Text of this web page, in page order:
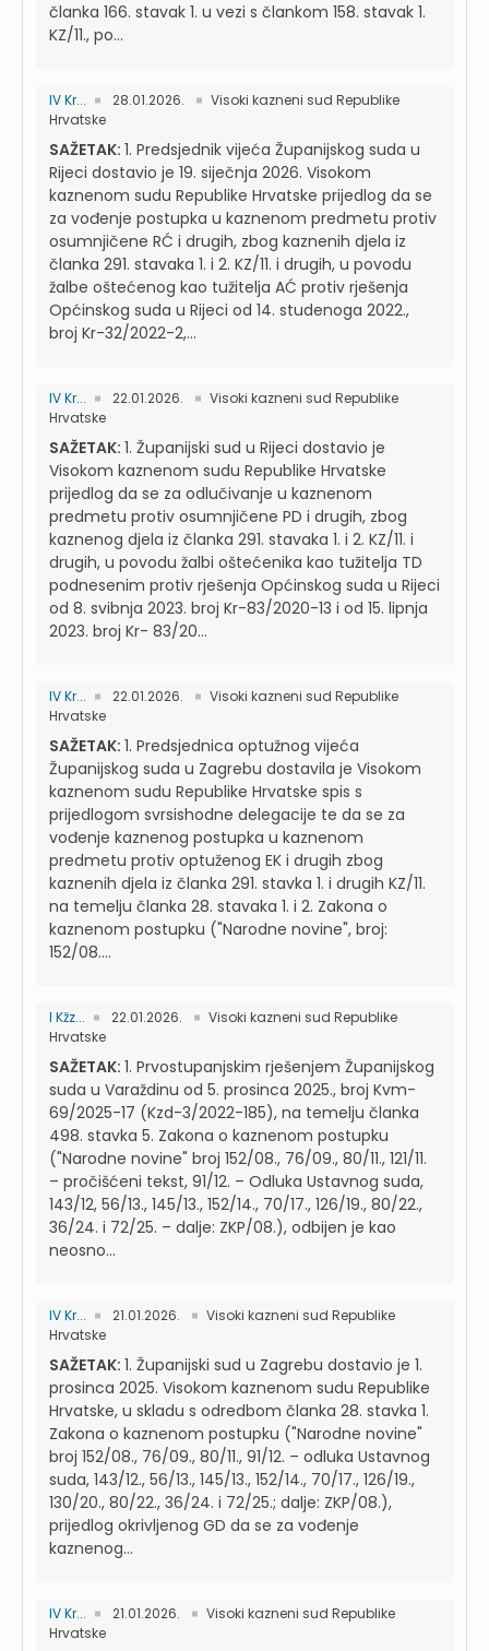
članka 166. stavak 1. u vezi s člankom 158. stavak 1.
KZ/11., po...
IV Kr... 28.01.2026.
Visoki kazneni sud Republike
Hrvatske
SAŽETAK: 1. Predsjednik vijeća Županijskog suda u
Rijeci dostavio je 19. siječnja 2026. Visokom
kaznenom sudu Republike Hrvatske prijedlog da se
za vođenje postupka u kaznenom predmetu protiv
osumnjičene RĆ i drugih, zbog kaznenih djela iz
članka 291. stavaka 1. i 2. KZ/11. i drugih, u povodu
žalbe oštećenog kao tužitelja AĆ protiv rješenja
Općinskog suda u Rijeci od 14. studenoga 2022.,
broj Kr-32/2022-2,...
IV Kr... 22.01.2026.
Visoki kazneni sud Republike
Hrvatske
SAŽETAK: 1. Županijski sud u Rijeci dostavio je
Visokom kaznenom sudu Republike Hrvatske
prijedlog da se za odlučivanje u kaznenom
predmetu protiv osumnjičene PD i drugih, zbog
kaznenog djela iz članka 291. stavaka 1. i 2. KZ/11. i
drugih, u povodu žalbi oštećenika kao tužitelja TD
podnesenim protiv rješenja Općinskog suda u Rijeci
od 8. svibnja 2023. broj Kr-83/2020-13 i od 15. lipnja
2023. broj Kr- 83/20...
IV Kr... 22.01.2026.
Visoki kazneni sud Republike
Hrvatske
SAŽETAK: 1. Predsjednica optužnog vijeća
Županijskog suda u Zagrebu dostavila je Visokom
kaznenom sudu Republike Hrvatske spis s
prijedlogom svrsishodne delegacije te da se za
vođenje kaznenog postupka u kaznenom
predmetu protiv optuženog EK i drugih zbog
kaznenih djela iz članka 291. stavka 1. i drugih KZ/11.
na temelju članka 28. stavaka 1. i 2. Zakona o
kaznenom postupku ("Narodne novine", broj:
152/08....
I Kžz... 22.01.2026.
Visoki kazneni sud Republike
Hrvatske
SAŽETAK: 1. Prvostupanjskim rješenjem Županijskog
suda u Varaždinu od 5. prosinca 2025., broj Kvm-
69/2025-17 (Kzd-3/2022-185), na temelju članka
498. stavka 5. Zakona o kaznenom postupku
("Narodne novine" broj 152/08., 76/09., 80/11., 121/11.
– pročišćeni tekst, 91/12. – Odluka Ustavnog suda,
143/12, 56/13., 145/13., 152/14., 70/17., 126/19., 80/22.,
36/24. i 72/25. – dalje: ZKP/08.), odbijen je kao
neosno...
IV Kr... 21.01.2026.
Visoki kazneni sud Republike
Hrvatske
SAŽETAK: 1. Županijski sud u Zagrebu dostavio je 1.
prosinca 2025. Visokom kaznenom sudu Republike
Hrvatske, u skladu s odredbom članka 28. stavka 1.
Zakona o kaznenom postupku ("Narodne novine"
broj 152/08., 76/09., 80/11., 91/12. – odluka Ustavnog
suda, 143/12., 56/13., 145/13., 152/14., 70/17., 126/19.,
130/20., 80/22., 36/24. i 72/25.; dalje: ZKP/08.),
prijedlog okrivljenog GD da se za vođenje
kaznenog...
IV Kr... 21.01.2026.
Visoki kazneni sud Republike
Hrvatske